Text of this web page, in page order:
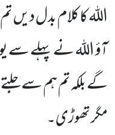
اللہ کا کلام بدل دیں
آؤ اللہ نے پہلے سے
گے بلکہ تم ہم سے جلتے
مگر تھوڑی۔